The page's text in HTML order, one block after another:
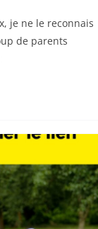
je ne le reconnais
de parents